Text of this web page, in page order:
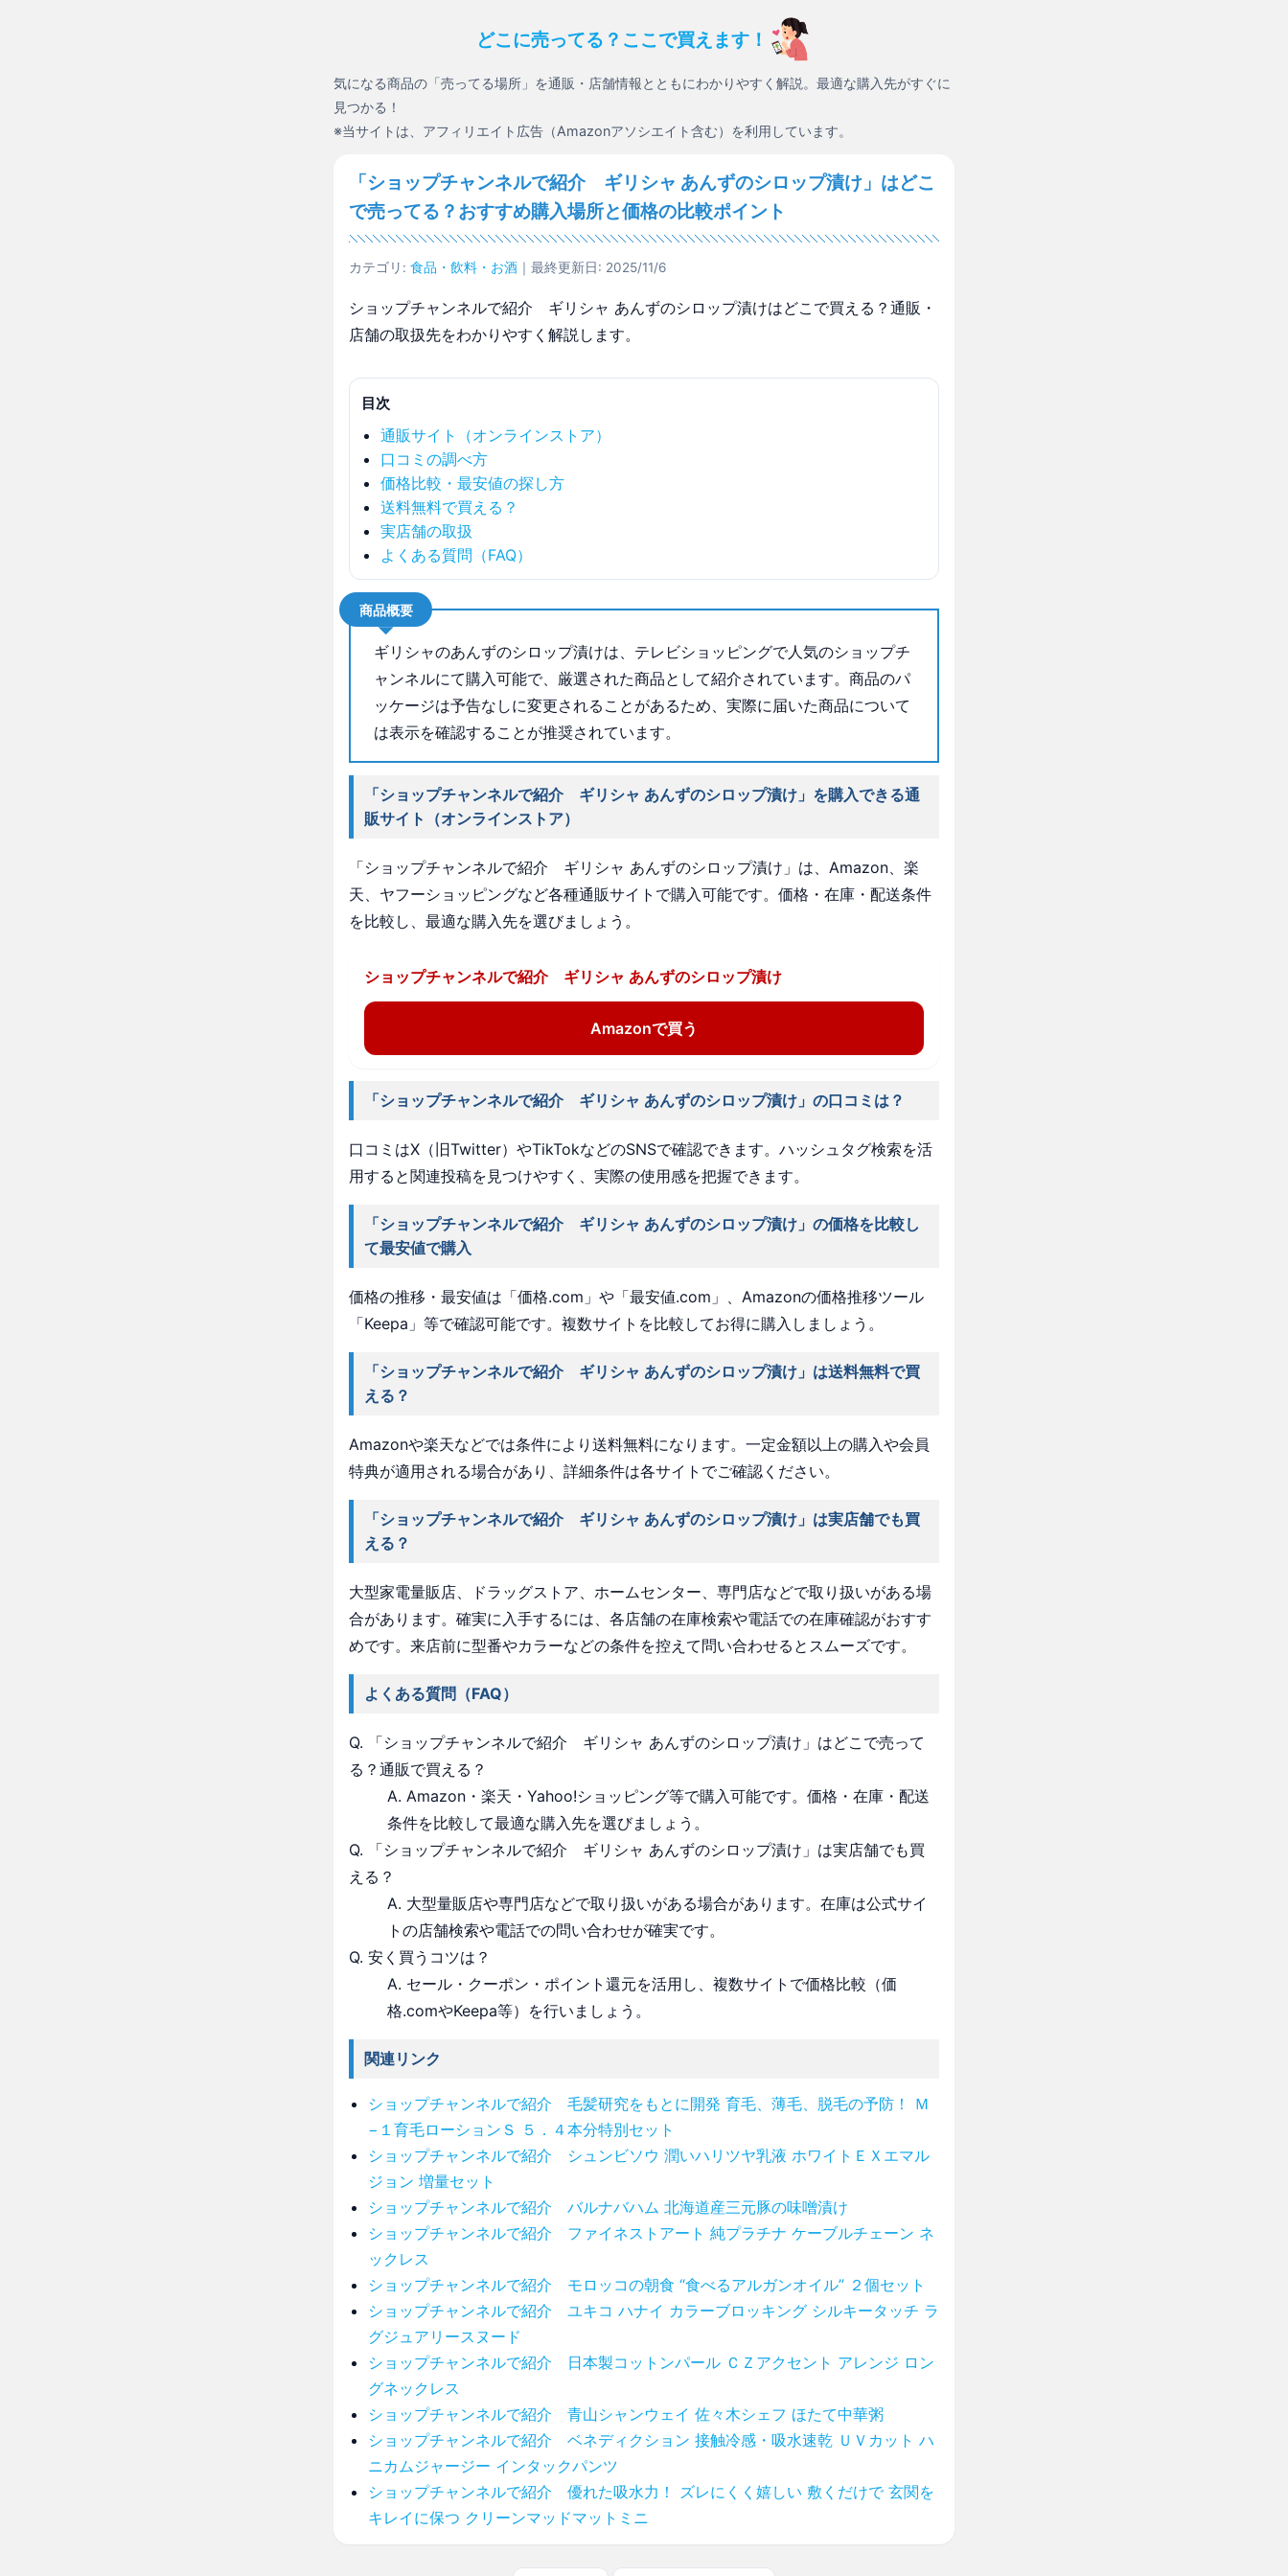
どこに売ってる？ここで買えます！
気になる商品の「売ってる場所」を通販・店舗情報とともにわかりやすく解説。最適な購入先がすぐに
見つかる！
※当サイトは、アフィリエイト広告（Amazonアソシエイト含む）を利用しています。
「ショップチャンネルで紹介 ギリシャ あんずのシロップ漬け」はどこ
で売ってる？おすすめ購入場所と価格の比較ポイント
カテゴリ: 食品・飲料・お酒 ｜最終更新日: 2025/11/6
ショップチャンネルで紹介 ギリシャ あんずのシロップ漬けはどこで買える？通販・
店舗の取扱先をわかりやすく解説します。
目次
通販サイト（オンラインストア）
口コミの調べ方
価格比較・最安値の探し方
送料無料で買える？
実店舗の取扱
よくある質問（FAQ）
商品概要
ギリシャのあんずのシロップ漬けは、テレビショッピングで人気のショップチ
ャンネルにて購入可能で、厳選された商品として紹介されています。商品のパ
ッケージは予告なしに変更されることがあるため、実際に届いた商品について
は表示を確認することが推奨されています。
「ショップチャンネルで紹介 ギリシャ あんずのシロップ漬け」を購入できる通
販サイト（オンラインストア）
「ショップチャンネルで紹介 ギリシャ あんずのシロップ漬け」は、Amazon、楽
天、ヤフーショッピングなど各種通販サイトで購入可能です。価格・在庫・配送条件
を比較し、最適な購入先を選びましょう。
ショップチャンネルで紹介 ギリシャ あんずのシロップ漬け
Amazonで買う
「ショップチャンネルで紹介 ギリシャ あんずのシロップ漬け」の口コミは？
口コミはX（旧Twitter）やTikTokなどのSNSで確認できます。ハッシュタグ検索を活
用すると関連投稿を見つけやすく、実際の使用感を把握できます。
「ショップチャンネルで紹介 ギリシャ あんずのシロップ漬け」の価格を比較し
て最安値で購入
価格の推移・最安値は「価格.com」や「最安値.com」、Amazonの価格推移ツール
「Keepa」等で確認可能です。複数サイトを比較してお得に購入しましょう。
「ショップチャンネルで紹介 ギリシャ あんずのシロップ漬け」は送料無料で買
える？
Amazonや楽天などでは条件により送料無料になります。一定金額以上の購入や会員
特典が適用される場合があり、詳細条件は各サイトでご確認ください。
「ショップチャンネルで紹介 ギリシャ あんずのシロップ漬け」は実店舗でも買
える？
大型家電量販店、ドラッグストア、ホームセンター、専門店などで取り扱いがある場
合があります。確実に入手するには、各店舗の在庫検索や電話での在庫確認がおすす
めです。来店前に型番やカラーなどの条件を控えて問い合わせるとスムーズです。
よくある質問（FAQ）
Q. 「ショップチャンネルで紹介 ギリシャ あんずのシロップ漬け」はどこで売って
る？通販で買える？
A. Amazon・楽天・Yahoo!ショッピング等で購入可能です。価格・在庫・配送
条件を比較して最適な購入先を選びましょう。
Q. 「ショップチャンネルで紹介 ギリシャ あんずのシロップ漬け」は実店舗でも買
える？
A. 大型量販店や専門店などで取り扱いがある場合があります。在庫は公式サイ
トの店舗検索や電話での問い合わせが確実です。
Q. 安く買うコツは？
A. セール・クーポン・ポイント還元を活用し、複数サイトで価格比較（価
格.comやKeepa等）を行いましょう。
関連リンク
ショップチャンネルで紹介 毛髪研究をもとに開発 育毛、薄毛、脱毛の予防！ Ｍ
−１育毛ローションＳ ５．４本分特別セット
ショップチャンネルで紹介 シュンビソウ 潤いハリツヤ乳液 ホワイトＥＸエマル
ジョン 増量セット
ショップチャンネルで紹介 バルナバハム 北海道産三元豚の味噌漬け
ショップチャンネルで紹介 ファイネストアート 純プラチナ ケーブルチェーン ネ
ックレス
ショップチャンネルで紹介 モロッコの朝食 “食べるアルガンオイル” ２個セット
ショップチャンネルで紹介 ユキコ ハナイ カラーブロッキング シルキータッチ ラ
グジュアリースヌード
ショップチャンネルで紹介 日本製コットンパール ＣＺアクセント アレンジ ロン
グネックレス
ショップチャンネルで紹介 青山シャンウェイ 佐々木シェフ ほたて中華粥
ショップチャンネルで紹介 ベネディクション 接触冷感・吸水速乾 ＵＶカット ハ
ニカムジャージー インタックパンツ
ショップチャンネルで紹介 優れた吸水力！ ズレにくく嬉しい 敷くだけで 玄関を
キレイに保つ クリーンマッドマットミニ